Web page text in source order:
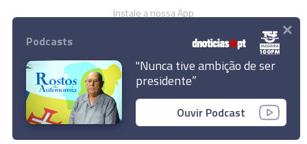
Instale a nossa App
© 2023 Empresa Diário de Notícias, Lda.
Todos os direitos reservados.
Podcasts
"Nunca tive ambição de ser
presidente”
Ouvir Podcast
×